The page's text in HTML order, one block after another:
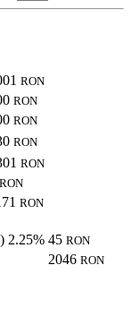
RON
RON
RON
RON
RON
RON
RON
2.25% 45 RON
2046 RON